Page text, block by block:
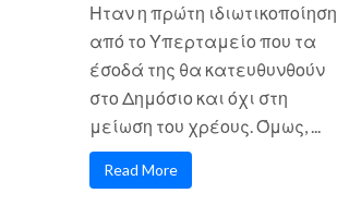
Ηταν η πρώτη ιδιωτικοποίηση
από το Υπερταμείο που τα
έσοδά της θα κατευθυνθούν
στο Δημόσιο και όχι στη
μείωση του χρέους. Όμως, ...
Read More